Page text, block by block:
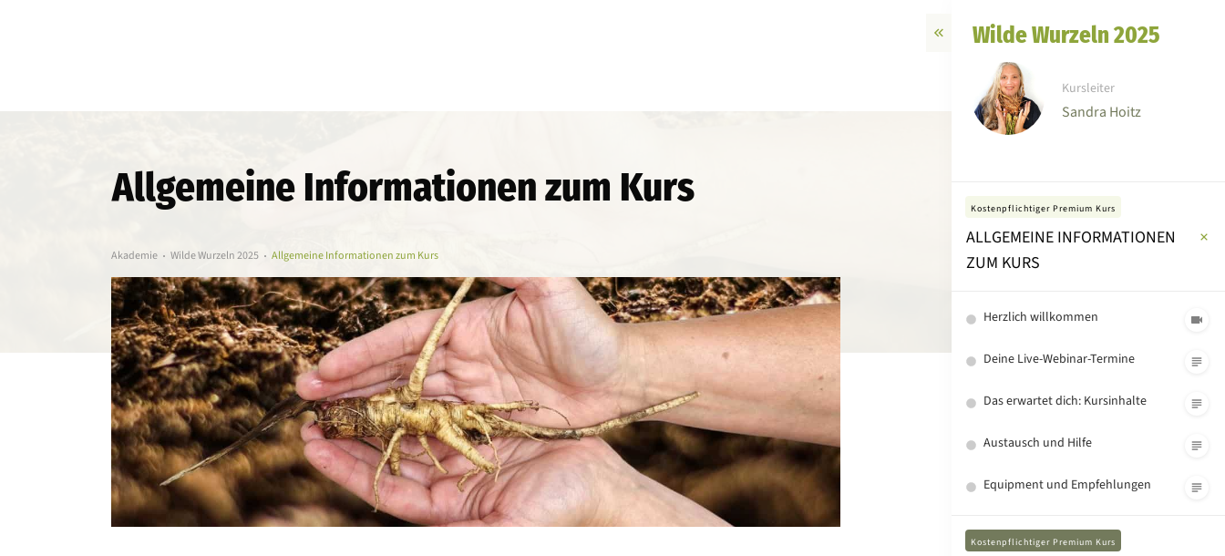
Allgemeine Informationen zum Kurs
Akademie Wilde Wurzeln 2025 Allgemeine Informationen zum Kurs
Wilde Wurzeln 2025
Kursleiter
Sandra Hoitz
Kostenpflichtiger Premium Kurs
ALLGEMEINE INFORMATIONEN
ZUM KURS
Herzlich willkommen
Deine Live-Webinar-Termine
Das erwartet dich: Kursinhalte
Austausch und Hilfe
Equipment und Empfehlungen
Kostenpflichtiger Premium Kurs